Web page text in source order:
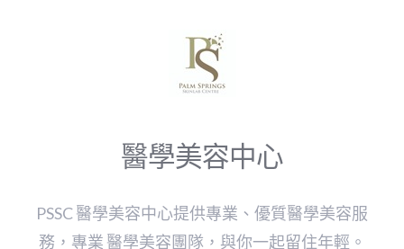
醫學美容中心
PSSC 醫學美容中心提供專業、優質醫學美容服
務，專業 醫學美容團隊，與你一起留住年輕。